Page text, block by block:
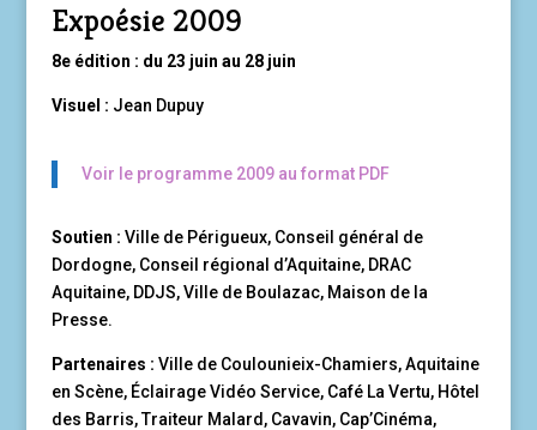
Expoésie 2009
8e édition : du 23 juin au 28 juin
Visuel : Jean Dupuy
Voir le programme 2009 au format PDF
Soutien : Ville de Périgueux, Conseil général de
Dordogne, Conseil régional d’Aquitaine, DRAC
Aquitaine, DDJS, Ville de Boulazac, Maison de la
Presse.
Partenaires : Ville de Coulounieix-Chamiers, Aquitaine
en Scène, Éclairage Vidéo Service, Café La Vertu, Hôtel
des Barris, Traiteur Malard, Cavavin, Cap’Cinéma,